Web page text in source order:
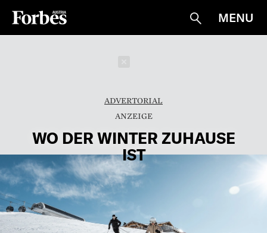
Suche
MENU
ADVERTORIAL
WO DER WINTER ZUHAUSE
IST